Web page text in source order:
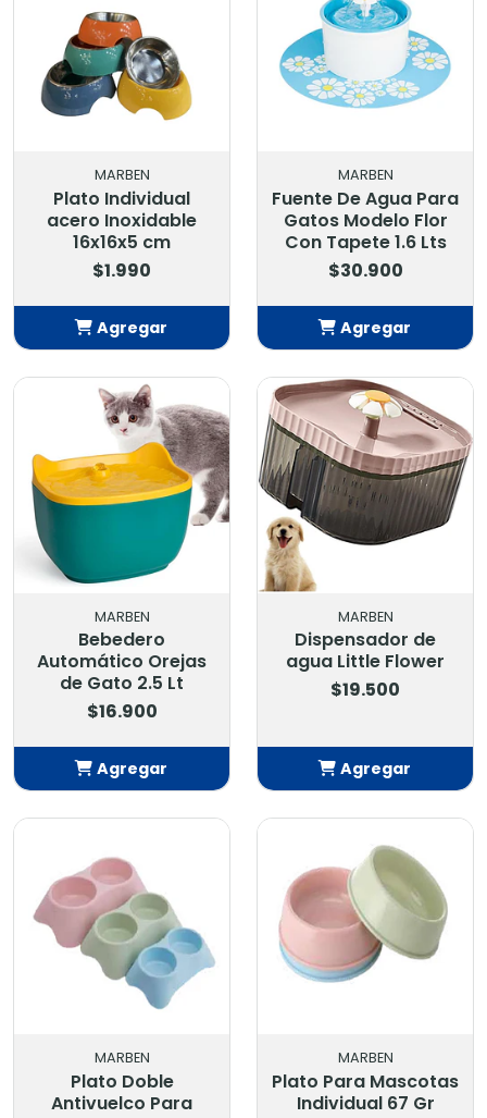
MARBEN
Plato Individual
acero Inoxidable
16x16x5 cm
$1.990
Agregar
MARBEN
Fuente De Agua Para
Gatos Modelo Flor
Con Tapete 1.6 Lts
$30.900
Agregar
MARBEN
Bebedero
Automático Orejas
de Gato 2.5 Lt
$16.900
Agregar
Añadido
MARBEN
Dispensador de
agua Little Flower
$19.500
Agregar
Añadido
MARBEN
Plato Doble
Antivuelco Para
MARBEN
Plato Para Mascotas
Individual 67 Gr